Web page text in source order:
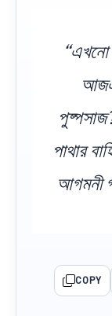
“এখনো
পাথার
আগমনী
COPY